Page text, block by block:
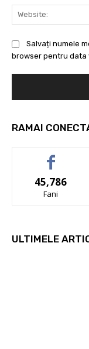
Salvați numele
browser pentru data
RAMAI
45,786
Fani
ULTIMELE